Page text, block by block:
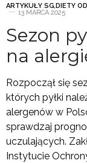
ARTYKUŁY SG,DIETY
13 MARCA 2025
Sezon
na
Rozpoczął się
których pyłki
alergenów w
sprawdzaj
uczulających.
Instytucie